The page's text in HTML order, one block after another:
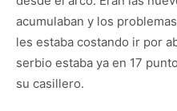
acumulaban y los
les estaba costando ir por
serbio estaba ya en 17
su casillero.